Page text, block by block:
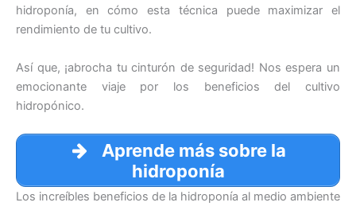
hidroponía, en cómo esta técnica puede maximizar el
rendimiento de tu cultivo.
Así que, ¡abrocha tu cinturón de seguridad! Nos espera un
emocionante viaje por los beneficios del cultivo
hidropónico.
Aprende más sobre la
hidroponía
Los increíbles beneficios de la hidroponía al medio ambiente